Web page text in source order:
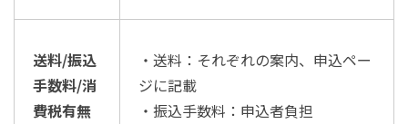
送料/振込
手数料/消
費税有無
・送料：それぞれの案内、申込ペー
ジに記載
・振込手数料：申込者負担